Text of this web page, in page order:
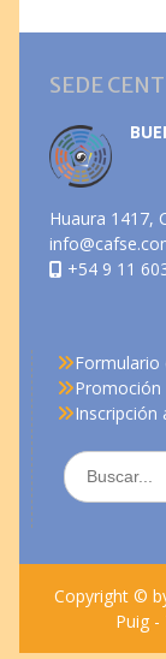
SEDE
Huaura 1417,
+54 9 11
Formulario
Promoción
Inscripción
Copyright ©
Puig